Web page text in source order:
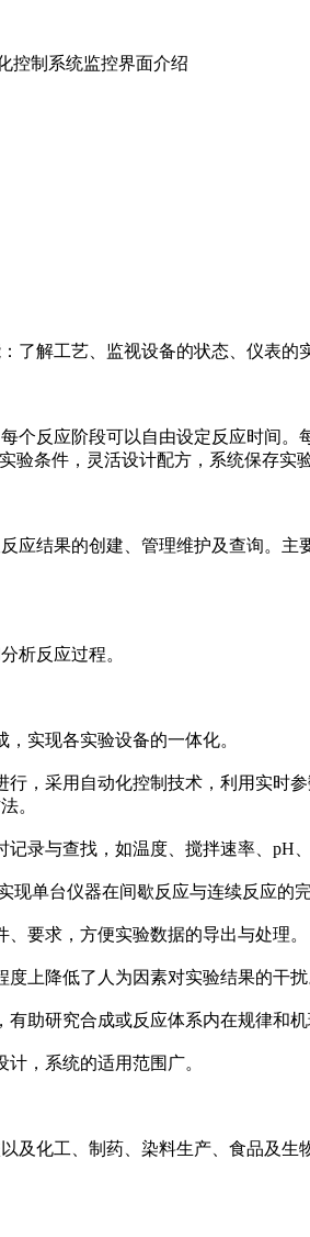
控制系统监控界面介绍
解工艺、监视设备的状态、仪表的
反应阶段可以自由设定反应时间。
条件，灵活设计配方，系统保存实
结果的创建、管理维护及查询。主
析反应过程。
实现各实验设备的一体化。
采用自动化控制技术，利用实时
。
与查找，如温度、搅拌速率、pH、
单台仪器在间歇反应与连续反应的完
要求，方便实验数据的导出与处理。
上降低了人为因素对实验结果的干扰
研究合成或反应体系内在规律和机
，系统的适用范围广。
化工、制药、染料生产、食品及生